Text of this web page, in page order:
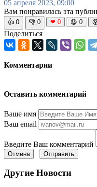
05 апреля 2023, 09:00
Вам понравилась эта
👍 0 👎 0 ❤ 0 😆 0
Поделиться
Комментарии
Оставить комментарий
Ваше имя
Ваш email
Введите Ваш комментарий
Отмена Отправить
Другие Новости